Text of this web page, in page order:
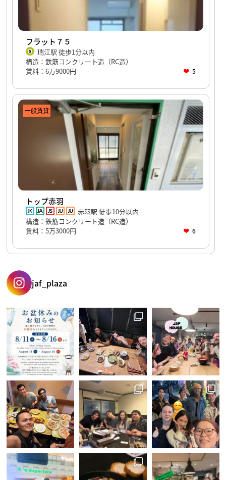
フラット７５
瑞江駅 徒歩1分以内
構造：鉄筋コンクリート造（RC造）
賃料：6万9000円
5
一般賃貸
トップ赤羽
赤羽駅 徒歩10分以内
構造：鉄筋コンクリート造（RC造）
賃料：5万3000円
6
jaf_plaza